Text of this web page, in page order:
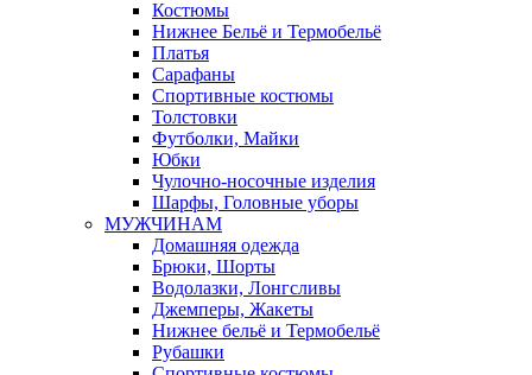
Костюмы
Нижнее Бельё и Термобельё
Платья
Сарафаны
Спортивные костюмы
Толстовки
Футболки, Майки
Юбки
Чулочно-носочные изделия
Шарфы, Головные уборы
МУЖЧИНАМ
Домашняя одежда
Брюки, Шорты
Водолазки, Лонгсливы
Джемперы, Жакеты
Нижнее бельё и Термобельё
Рубашки